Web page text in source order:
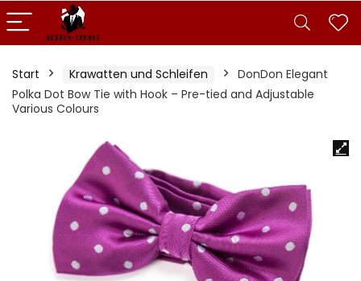
Start Krawatten und Schleifen
DonDon Elegant
Polka Dot Bow Tie with Hook – Pre-tied and Adjustable
Various Colours